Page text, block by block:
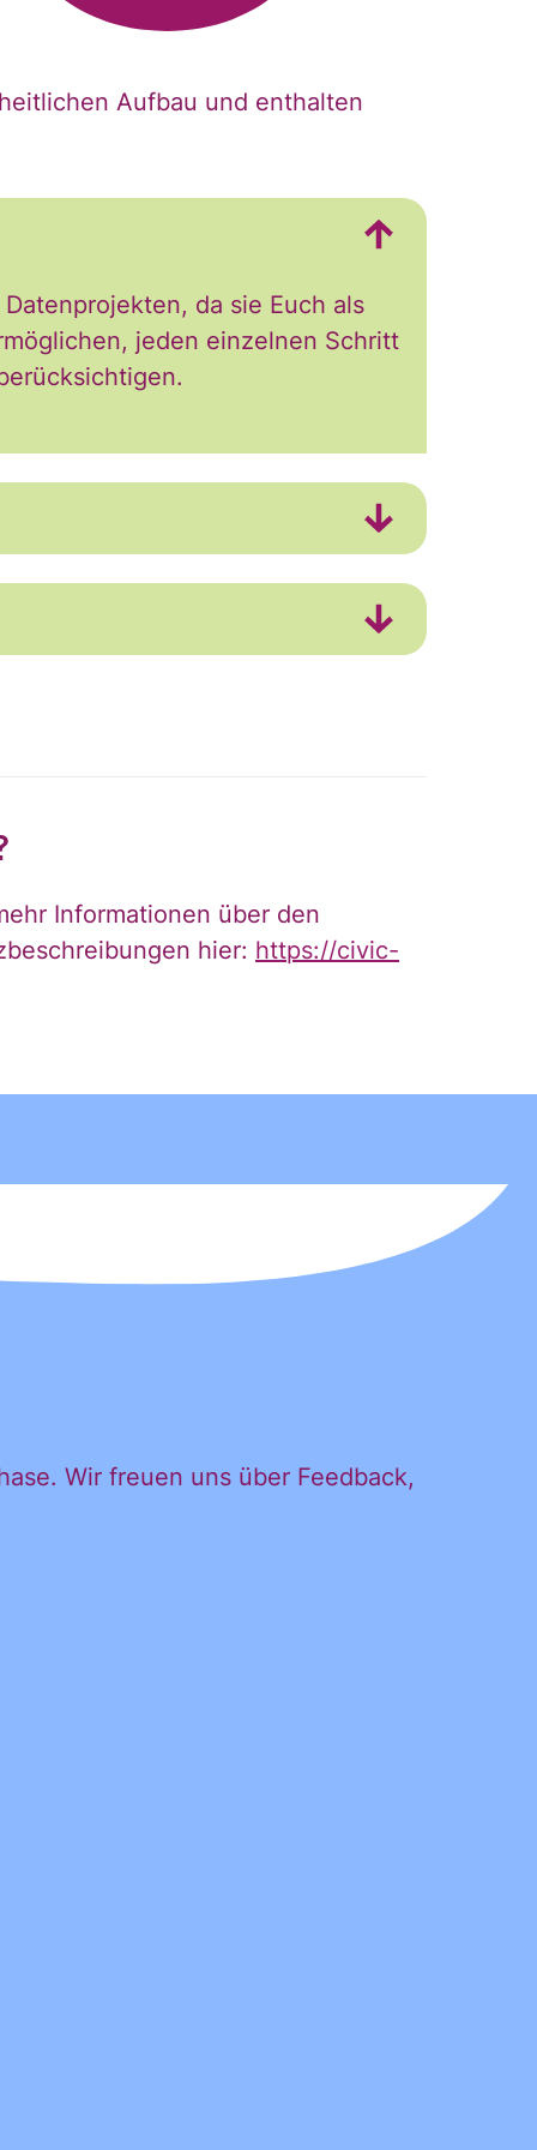
Aufbau und enthalten
da sie Euch als
jeden einzelnen Schritt
Informationen über den
hier: https://civic-
Wir freuen uns über Feedback,
Diese
zum Widerruf
gelesen und